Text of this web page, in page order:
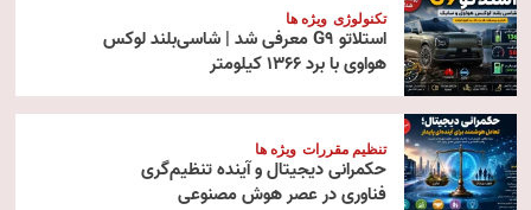
تکنولوژی ویژه ها
استلاتو G9 معرفی شد | شاسی‌بلند لوکس
هواوی با برد ۱۳۶۶ کیلومتر
تنظیم مقررات ویژه ها
حکمرانی دیجیتال و آینده تنظیم‌گری
فناوری در عصر هوش مصنوعی